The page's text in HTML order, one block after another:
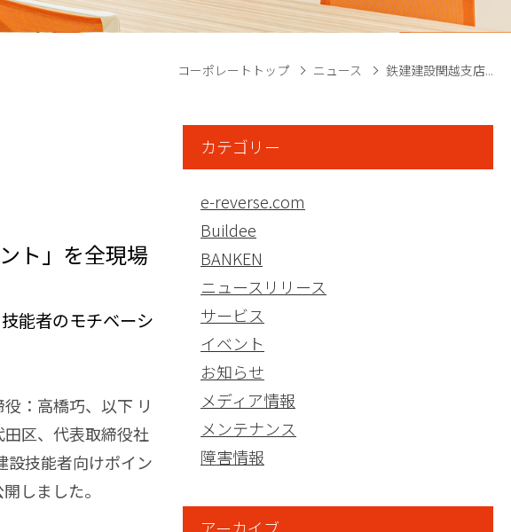
コーポレートトップ ニュース 鉄建建設関越支店...
ト」を全現場
能者のモチベーシ
：高橋巧、以下 リ
区、代表取締役社
設技能者向けポイン
しました。
カテゴリー
e-reverse.com
Buildee
BANKEN
ニュースリリース
サービス
イベント
お知らせ
メディア情報
メンテナンス
障害情報